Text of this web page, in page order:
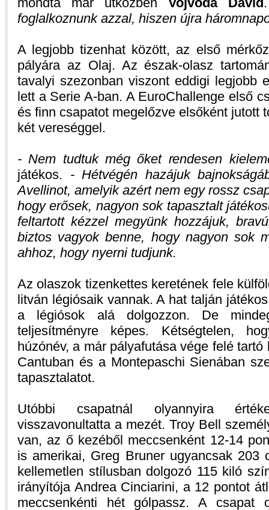
foglalkoznunk azzal, hiszen újra
A legjobb tizenhat között, az első
pályára az Olaj. Az észak-olasz
tavalyi szezonban viszont eddigi legjobb
lett a Serie A-ban. A EuroChallenge első
és finn csapatot megelőzve elsőként jutott
két vereséggel.
- Nem tudtuk még őket rendesen
játékos. - Hétvégén hazájuk
Avellinot, amelyik azért nem egy rossz
hogy erősek, nagyon sok tapasztalt
feltartott kézzel megyünk hozzájuk,
biztos vagyok benne, hogy nagyon sok
ahhoz, hogy nyerni tudjunk.
Az olaszok tizenkettes keretének fele
litván légiósaik vannak. A hat talján
a légiósok alá dolgozzon. De
teljesítményre képes. Kétségtelen,
húzónév, a már pályafutása vége felé
Cantuban és a Montepaschi Sienában
tapasztalatot.
Utóbbi csapatnál olyannyira
visszavonultatta a mezét. Troy Bell
van, az ő kezéből meccsenként 12-14
is amerikai, Greg Bruner ugyancsak 203
kellemetlen stílusban dolgozó 115 kiló
irányítója Andrea Cinciarini, a 12 pontot
meccsenkénti hét gólpassz. A csapat